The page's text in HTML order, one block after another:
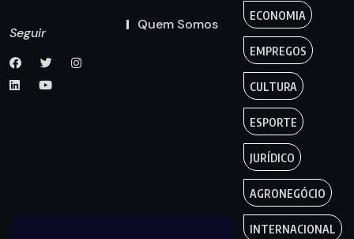
Seguir
Quem Somos
ECONOMIA
EMPREGOS
CULTURA
ESPORTE
JURÍDICO
AGRONEGÓCIO
INTERNACIONAL